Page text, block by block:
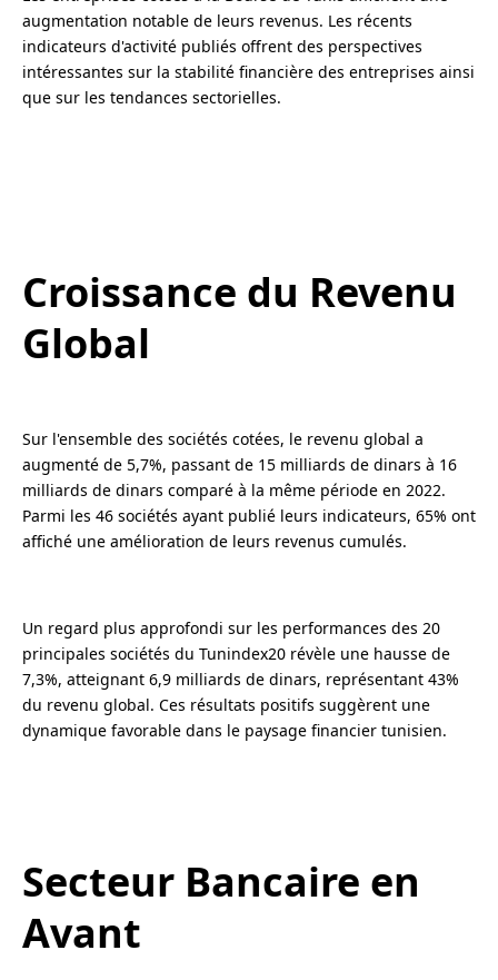
augmentation notable de leurs revenus. Les récents
indicateurs d'activité publiés offrent des perspectives
intéressantes sur la stabilité financière des entreprises ainsi
que sur les tendances sectorielles.
Croissance du Revenu
Global
Sur l'ensemble des sociétés cotées, le revenu global a
augmenté de 5,7%, passant de 15 milliards de dinars à 16
milliards de dinars comparé à la même période en 2022.
Parmi les 46 sociétés ayant publié leurs indicateurs, 65% ont
affiché une amélioration de leurs revenus cumulés.
Un regard plus approfondi sur les performances des 20
principales sociétés du Tunindex20 révèle une hausse de
7,3%, atteignant 6,9 milliards de dinars, représentant 43%
du revenu global. Ces résultats positifs suggèrent une
dynamique favorable dans le paysage financier tunisien.
Secteur Bancaire en
Avant